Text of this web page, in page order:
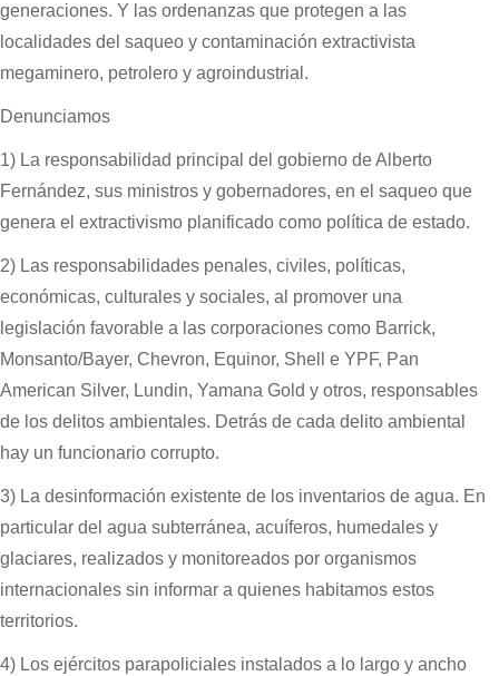
generaciones. Y las ordenanzas que protegen a las
localidades del saqueo y contaminación extractivista
megaminero, petrolero y agroindustrial.
Denunciamos
1) La responsabilidad principal del gobierno de Alberto
Fernández, sus ministros y gobernadores, en el saqueo que
genera el extractivismo planificado como política de estado.
2) Las responsabilidades penales, civiles, políticas,
económicas, culturales y sociales, al promover una
legislación favorable a las corporaciones como Barrick,
Monsanto/Bayer, Chevron, Equinor, Shell e YPF, Pan
American Silver, Lundin, Yamana Gold y otros, responsables
de los delitos ambientales. Detrás de cada delito ambiental
hay un funcionario corrupto.
3) La desinformación existente de los inventarios de agua. En
particular del agua subterránea, acuíferos, humedales y
glaciares, realizados y monitoreados por organismos
internacionales sin informar a quienes habitamos estos
territorios.
4) Los ejércitos parapoliciales instalados a lo largo y ancho